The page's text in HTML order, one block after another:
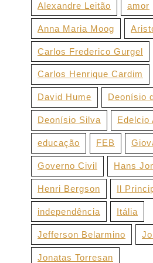
Alexandre Leitão amor
Anna Maria Moog
Carlos Frederico Gurgel
Carlos Henrique Cardim
David Hume Deonísio
Deonísio Silva Edelcio
educação FEB
Governo Civil Hans
Henri Bergson Il
independência Itália
Jefferson Belarmino
Jonatas Torresan